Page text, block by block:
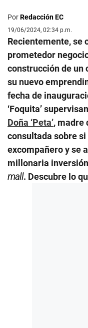
PorRedacción EC
19/06/2024, 02:34 p.m.
Recientemente, se
prometedor
construcción de un
su nuevo
fecha de
‘Foquita’
Doña ‘Peta’, madre
consultada sobre
excompañero y se
millonaria
mall. Descubre lo